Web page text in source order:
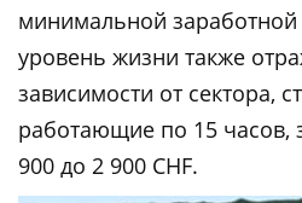
минимальной
уровень жизни также
зависимости от сектора,
работающие по 15 часов,
900 до 2 900 CHF.